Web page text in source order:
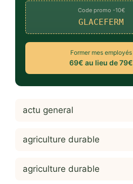
Code promo -10€
GLACEFERM
Former mes employés
69€ au lieu de 79€
actu general
agriculture durable
agriculture durable